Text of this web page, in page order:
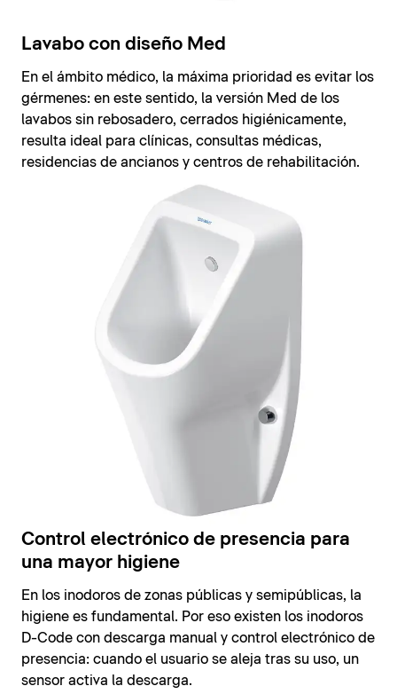
Lavabo con diseño Med
En el ámbito médico, la máxima prioridad es evitar los
gérmenes: en este sentido, la versión Med de los
lavabos sin rebosadero, cerrados higiénicamente,
resulta ideal para clínicas, consultas médicas,
residencias de ancianos y centros de rehabilitación.
Control electrónico de presencia para
una mayor higiene
En los inodoros de zonas públicas y semipúblicas, la
higiene es fundamental. Por eso existen los inodoros
D-Code con descarga manual y control electrónico de
presencia: cuando el usuario se aleja tras su uso, un
sensor activa la descarga.